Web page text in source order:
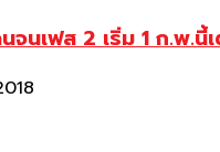
จนเฟส 2 เริ่ม 1 ก.พ.นี้